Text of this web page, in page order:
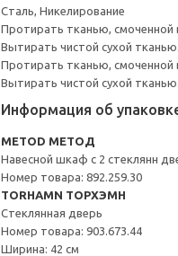
Сталь, Никелирование
Протирать тканью,
Вытирать чистой сухой тканью.
Протирать тканью, смоченной
Вытирать чистой сухой тканью.
Информация об
METOD МЕТОД
Навесной шкаф с 2 стеклянн
Номер товара: 892.259.30
TORHAMN ТОРХЭМН
Стеклянная дверь
Номер товара: 903.673.44
Ширина: 42 см